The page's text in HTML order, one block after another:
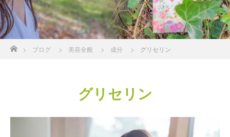
ブログ 美容全般 成分 グリセリン
グリセリン